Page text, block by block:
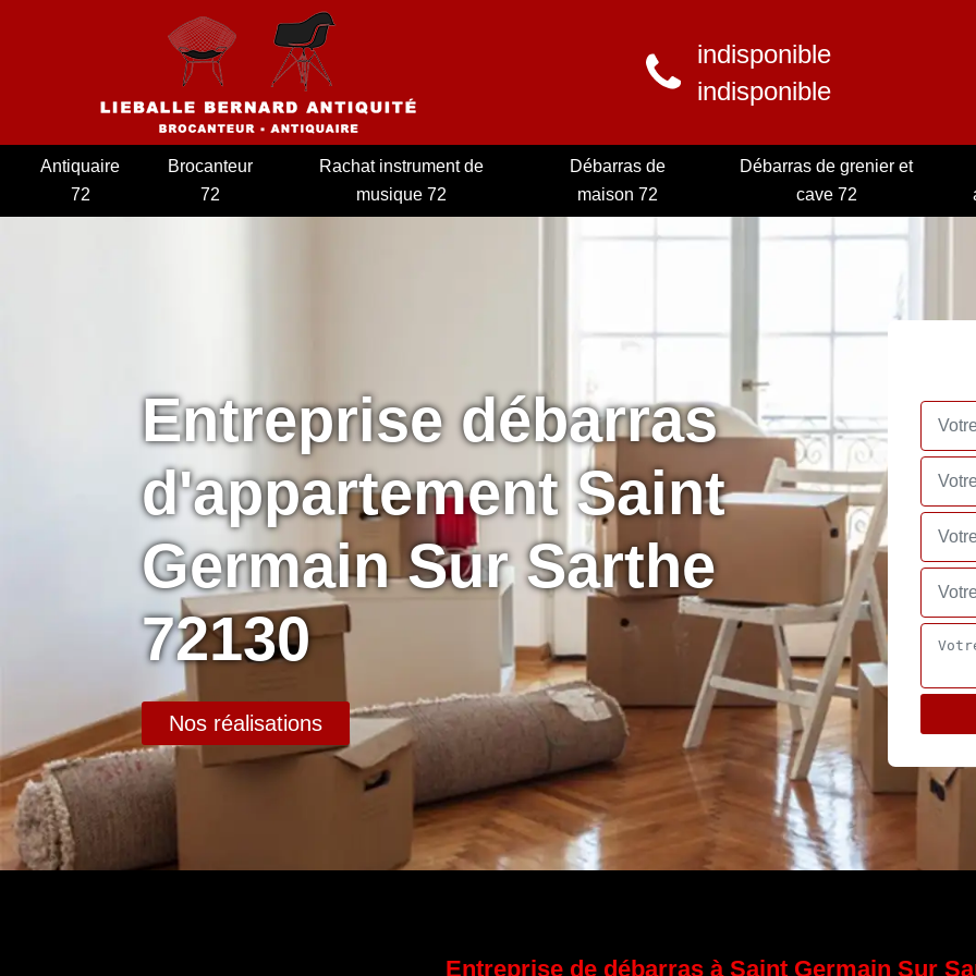
indisponible
indisponible
Antiquaire
72
Brocanteur
72
Rachat instrument de
musique 72
Débarras de
maison 72
Débarras de grenier et
cave 72
Entreprise débarras
d'appartement Saint
Germain Sur Sarthe
72130
Nos réalisations
Entreprise de débarras à Saint Germain Sur